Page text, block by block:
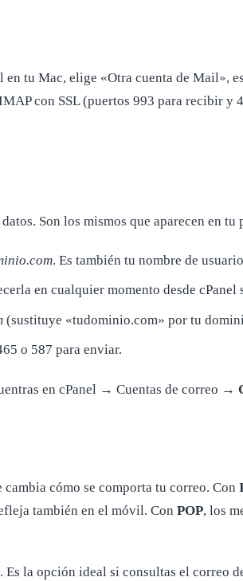
tu Mac, elige «Otra cuenta de Mail»,
con SSL (puertos 993 para recibir y
Son los mismos que aparecen en tu
. Es también tu nombre de
en cualquier momento desde cPanel
(sustituye «tudominio.com» por tu
o 587 para enviar.
en cPanel → Cuentas de correo →
cómo se comporta tu correo. Con
también en el móvil. Con POP, los
. Es la opción ideal si consultas el correo